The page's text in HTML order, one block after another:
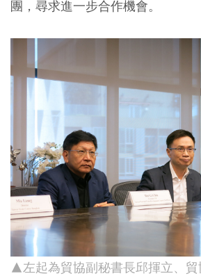
團，尋求進一步合作機會。
▲左起為貿協副秘書長邱揮立、